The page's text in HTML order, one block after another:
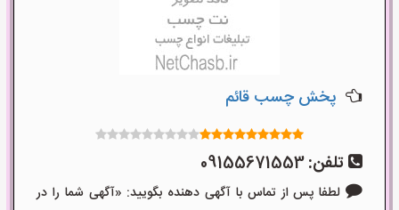
پخش چسب قائم
تلفن:09155671553
لطفا پس از تماس با آگهی دهنده بگویید: «آگهی شما را در